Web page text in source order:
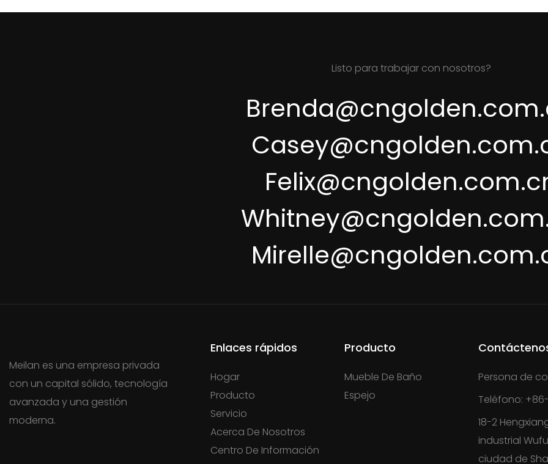
Listo para trabajar con nosotros?
Meilan es una empresa privada
con un capital sólido, tecnología
avanzada y una gestión
moderna.
Enlaces rápidos
Hogar
Producto
Servicio
Acerca De Nosotros
Centro De Información
Producto
Mueble De Baño
Espejo
Persona de
Teléfono: +86-
18-2
industrial
ciudad de